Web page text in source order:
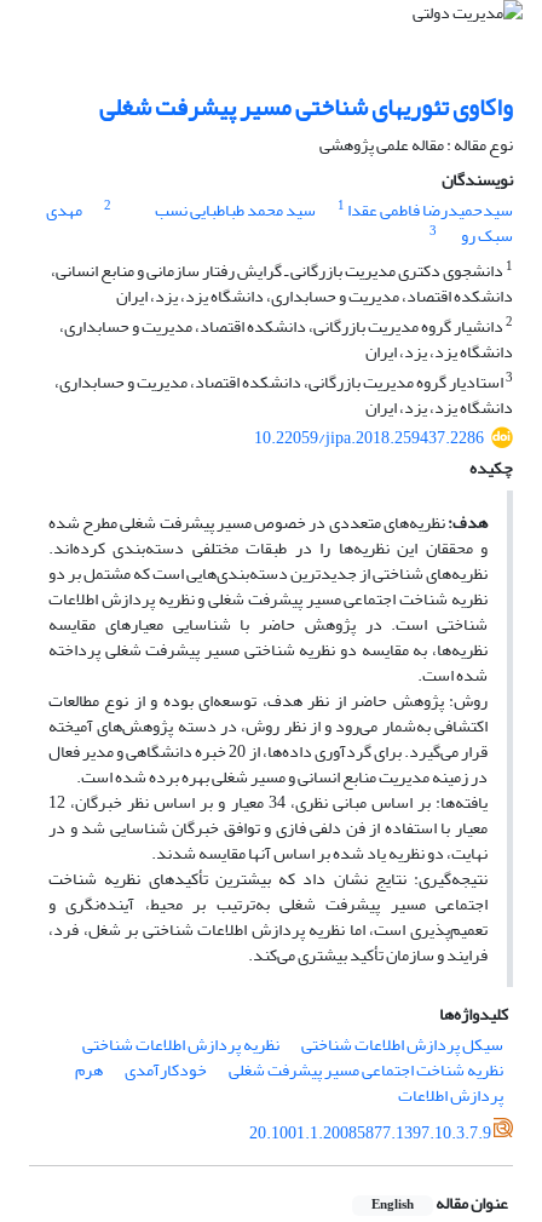
واکاوی تئوری‎های شناختی مسیر پیشرفت شغلی
نوع مقاله : مقاله علمی پژوهشی
نویسندگان
سیدحمیدرضا فاطمی عقدا 1 سید محمد طباطبایی نسب 2 مهدی
سبک رو
3
1 دانشجوی دکتری مدیریت بازرگانی ـ گرایش رفتار سازمانی و منابع انسانی،
دانشکده اقتصاد، مدیریت و حسابداری، دانشگاه یزد، یزد، ایران
2دانشیار گروه مدیریت بازرگانی، دانشکده اقتصاد، مدیریت و حسابداری،
دانشگاه یزد، یزد، ایران
3استادیار گروه مدیریت بازرگانی، دانشکده اقتصاد، مدیریت و حسابداری،
دانشگاه یزد، یزد، ایران
10.22059/jipa.2018.259437.2286
چکیده
هدف:نظریه‌های متعددی در خصوص مسیر پیشرفت شغلی مطرح ‌شده
و محققان این نظریهها را در طبقات مختلفی دسته‌بندی کرده‌اند.
نظریه‌های شناختی از جدیدترین دسته‌بندی‌هایی است که مشتمل بر دو
نظریه شناخت اجتماعی مسیر پیشرفت شغلی و نظریه پردازش اطلاعات
شناختی است. در پژوهش حاضر با شناسایی معیارهای مقایسه
نظریه‌ها، به مقایسه دو نظریه شناختی مسیر پیشرفت شغلی پرداخته
شده است.
روش:پژوهش حاضر از نظر هدف، توسعه‌ای بوده و از نوع مطالعات
اکتشافی بهشمار میرود و از نظر روش، در دسته پژوهش‌های آمیخته
قرار می گیرد. برای گردآوری داده‌ها، از 20 خبره دانشگاهی و مدیر فعال
در زمینه مدیریت منابع انسانی و مسیر شغلی بهره برده شده است.
یافتهها: بر اساس مبانی نظری، 34 معیار و بر اساس نظر خبرگان، 12
معیار با استفاده از فن دلفی فازی و توافق خبرگان شناسایی شد و در
نهایت، دو نظریه یاد شده بر اساس آنها مقایسه شدند.
نتیجهگیری:نتایج نشان داد که بیشترین تأکیدهای نظریه شناخت
اجتماعی مسیر پیشرفت شغلی بهترتیب بر محیط، آینده‌نگری و
تعمیم‌پذیری است، اما نظریه‌ پردازش اطلاعات شناختی بر شغل، فرد،
فرایند و سازمان تأکید بیشتری میکند.
کلیدواژه‌ها
سیکل پردازش اطلاعات شناختی
نظریه پردازش اطلاعات شناختی
نظریه شناخت اجتماعی مسیر پیشرفت شغلی خودکارآمدی هرم
پردازش اطلاعات
20.1001.1.20085877.1397.10.3.7.9
عنوان مقاله English